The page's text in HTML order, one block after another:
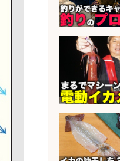
和食, 日本
長候補/本
の価値を
補募集
酒
和食, 居